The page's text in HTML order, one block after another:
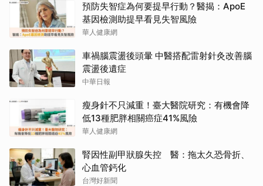
預防失智症為何要提早行動？醫揭：ApoE
基因檢測助提早看見失智風險
華人健康網
車禍腦震盪後頭暈 中醫搭配雷射針灸改善腦
震盪後遺症
中華日報
瘦身針不只減重！臺大醫院研究：有機會降
低13種肥胖相關癌症41%風險
華人健康網
腎因性副甲狀腺失控 醫：拖太久恐骨折、
心血管鈣化
台灣好新聞